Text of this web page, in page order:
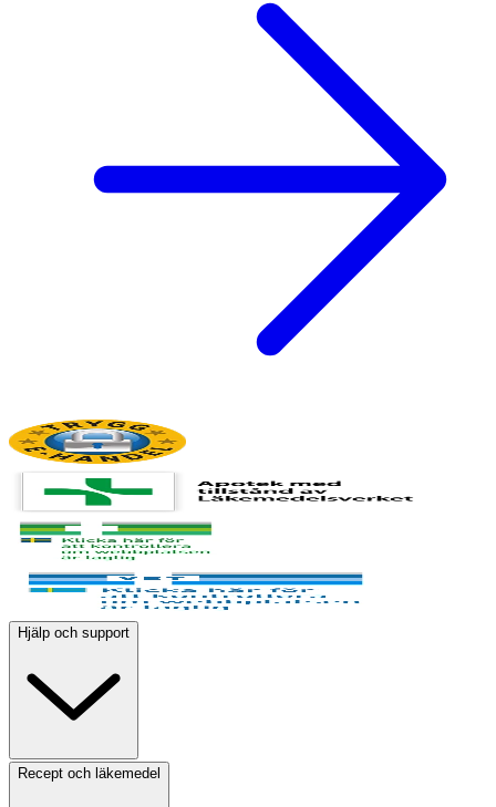
Hjälp och support
Recept och läkemedel